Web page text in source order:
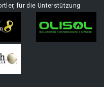
für die Unterstützung